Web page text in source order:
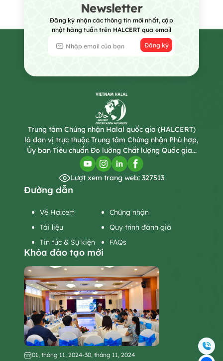
Newsletter
Đăng ký nhận các thông tin mới nhất, cập
nhật hàng tuần trên HALCERT qua email
Đăng ký
Trung tâm Chứng nhận Halal quốc gia (HALCERT)
là đơn vị trực thuộc Trung tâm Chứng nhận Phù hợp,
Ủy ban Tiêu chuẩn Đo lường Chất lượng Quốc gia...
Lượt xem trang web: 327513
Đường dẫn
Về Halcert
Chứng nhận
Tài liệu
Quy trình đánh giá
Tin tức & Sự kiện
FAQs
Khóa đào tạo mới
01, tháng 11, 2024-30, tháng 11, 2024